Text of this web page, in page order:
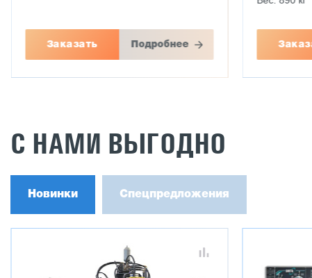
Заказать Подробнее
С НАМИ ВЫГОДНО
Новинки Спецпредложения